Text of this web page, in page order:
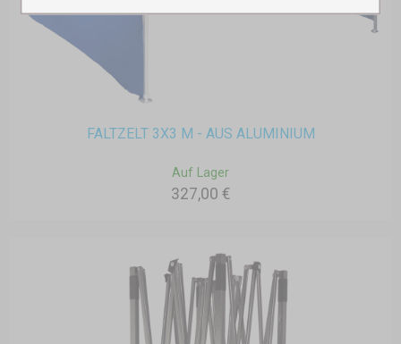
FALTZELT 3X3 M - AUS ALUMINIUM
Auf Lager
327,00 €